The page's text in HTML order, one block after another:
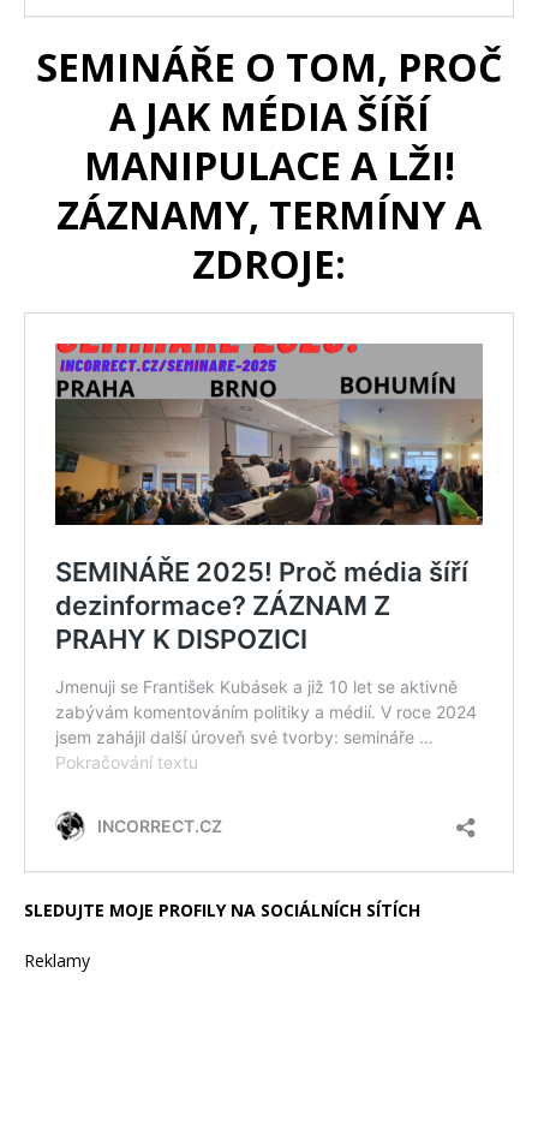
SEMINÁŘE O TOM, PROČ
A JAK MÉDIA ŠÍŘÍ
MANIPULACE A LŽI!
ZÁZNAMY, TERMÍNY A
ZDROJE:
SLEDUJTE MOJE PROFILY NA SOCIÁLNÍCH SÍTÍCH
Reklamy